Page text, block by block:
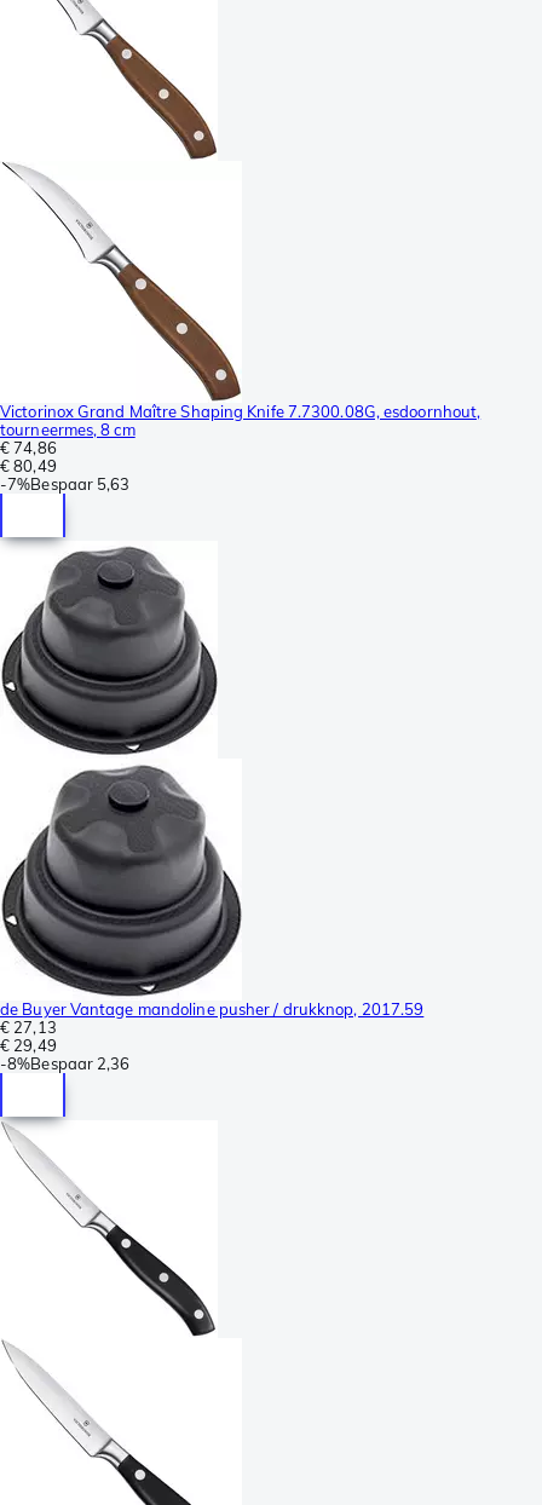
Victorinox Grand Maître Shaping Knife 7.7300.08G, esdoornhout,
tourneermes, 8 cm
€ 74,86
€ 80,49
-7%Bespaar 5,63
de Buyer Vantage mandoline pusher / drukknop, 2017.59
€ 27,13
€ 29,49
-8%Bespaar 2,36